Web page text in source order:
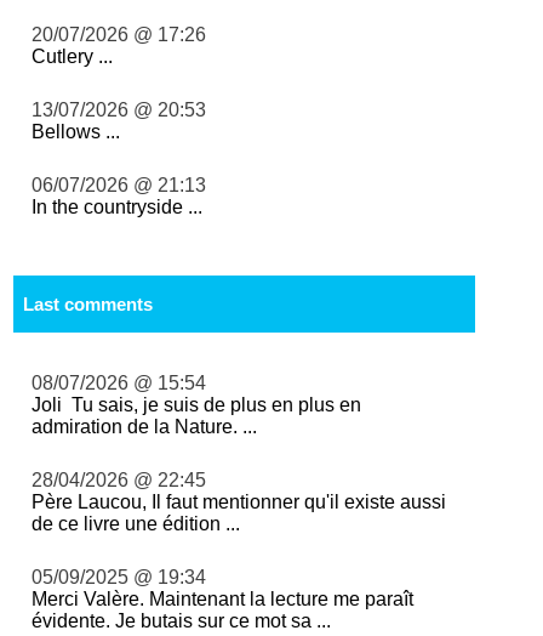
20/07/2026 @ 17:26
Cutlery ...
13/07/2026 @ 20:53
Bellows ...
06/07/2026 @ 21:13
In the countryside ...
Last comments
08/07/2026 @ 15:54
Joli Tu sais, je suis de plus en plus en
admiration de la Nature. ...
28/04/2026 @ 22:45
Père Laucou, Il faut mentionner qu'il existe aussi
de ce livre une édition ...
05/09/2025 @ 19:34
Merci Valère. Maintenant la lecture me paraît
évidente. Je butais sur ce mot sa ...